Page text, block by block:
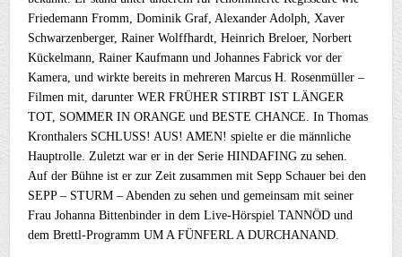
Friedemann Fromm, Dominik Graf, Alexander Adolph, Xaver
Schwarzenberger, Rainer Wolffhardt, Heinrich Breloer, Norbert
Kückelmann, Rainer Kaufmann und Johannes Fabrick vor der
Kamera, und wirkte bereits in mehreren Marcus H. Rosenmüller –
Filmen mit, darunter WER FRÜHER STIRBT IST LÄNGER
TOT, SOMMER IN ORANGE und BESTE CHANCE. In Thomas
Kronthalers SCHLUSS! AUS! AMEN! spielte er die männliche
Hauptrolle. Zuletzt war er in der Serie HINDAFING zu sehen.
Auf der Bühne ist er zur Zeit zusammen mit Sepp Schauer bei den
SEPP – STURM – Abenden zu sehen und gemeinsam mit seiner
Frau Johanna Bittenbinder in dem Live-Hörspiel TANNÖD und
dem Brettl-Programm UM A FÜNFERL A DURCHANAND.